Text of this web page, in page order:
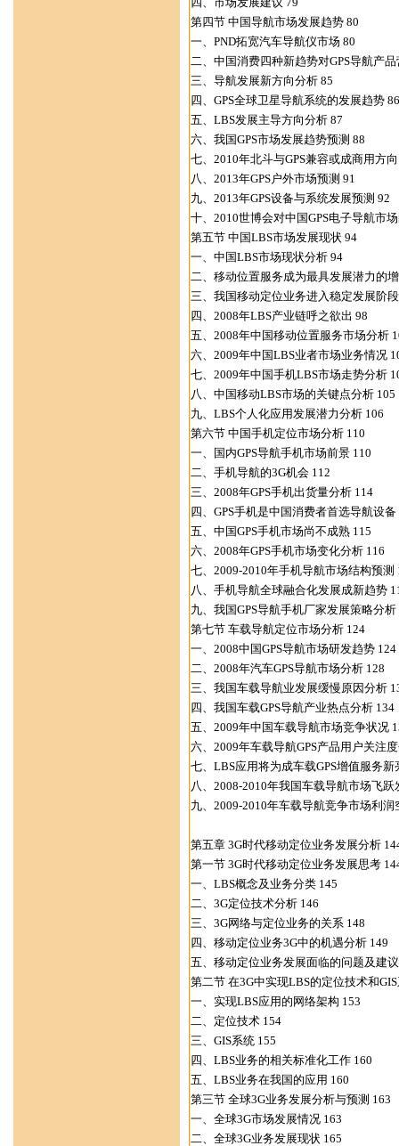
第四节 中国导航市场发展趋势 80
一、PND拓宽汽车导航仪市场 80
二、中国消费四种新趋势对GPS导航产
三、导航发展新方向分析 85
四、GPS全球卫星导航系统的发展趋势 86
五、LBS发展主导方向分析 87
六、我国GPS市场发展趋势预测 88
七、2010年北斗与GPS兼容或成商用方
八、2013年GPS户外市场预测 91
九、2013年GPS设备与系统发展预测 92
十、2010世博会对中国GPS电子导航市
第五节 中国LBS市场发展现状 94
一、中国LBS市场现状分析 94
二、移动位置服务成为最具发展潜力的
三、我国移动定位业务进入稳定发展阶
四、2008年LBS产业链呼之欲出 98
五、2008年中国移动位置服务市场分析
六、2009年中国LBS业者市场业务情况
七、2009年中国手机LBS市场走势分析
八、中国移动LBS市场的关键点分析 105
九、LBS个人化应用发展潜力分析 106
第六节 中国手机定位市场分析 110
一、国内GPS导航手机市场前景 110
二、手机导航的3G机会 112
三、2008年GPS手机出货量分析 114
四、GPS手机是中国消费者首选导航设备
五、中国GPS手机市场尚不成熟 115
六、2008年GPS手机市场变化分析 116
七、2009-2010年手机导航市场结构预测
八、手机导航全球融合化发展成新趋势
九、我国GPS导航手机厂家发展策略分析
第七节 车载导航定位市场分析 124
一、2008中国GPS导航市场研发趋势 124
二、2008年汽车GPS导航市场分析 128
三、我国车载导航业发展缓慢原因分析
四、我国车载GPS导航产业热点分析 134
五、2009年中国车载导航市场竞争状况
六、2009年车载导航GPS产品用户关注
七、LBS应用将为成车载GPS增值服务新
八、2008-2010年我国车载导航市场飞跃
九、2009-2010年车载导航竞争市场利润
第五章 3G时代移动定位业务发展分析
第一节 3G时代移动定位业务发展思考
一、LBS概念及业务分类 145
二、3G定位技术分析 146
三、3G网络与定位业务的关系 148
四、移动定位业务3G中的机遇分析 149
五、移动定位业务发展面临的问题及建
第二节 在3G中实现LBS的定位技术和
一、实现LBS应用的网络架构 153
二、定位技术 154
三、GIS系统 155
四、LBS业务的相关标准化工作 160
五、LBS业务在我国的应用 160
第三节 全球3G业务发展分析与预测 163
一、全球3G市场发展情况 163
二、全球3G业务发展现状 165